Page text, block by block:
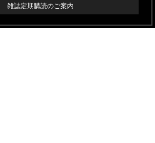
雑誌定期購読のご案内